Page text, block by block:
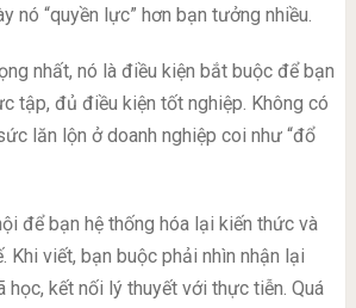
nó “quyền lực” hơn bạn tưởng nhiều.
nhất, nó là điều kiện bắt buộc để bạn
tập, đủ điều kiện tốt nghiệp. Không có
lăn lộn ở doanh nghiệp coi như “đổ
để bạn hệ thống hóa lại kiến thức và
Khi viết, bạn buộc phải nhìn nhận lại
học, kết nối lý thuyết với thực tiễn. Quá